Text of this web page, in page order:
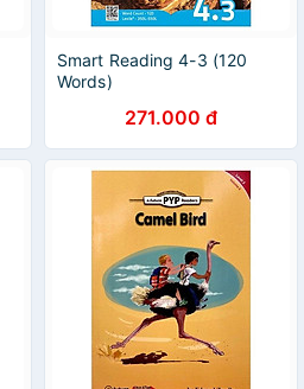
Smart Reading 4-3 (120
Words)
271.000 đ